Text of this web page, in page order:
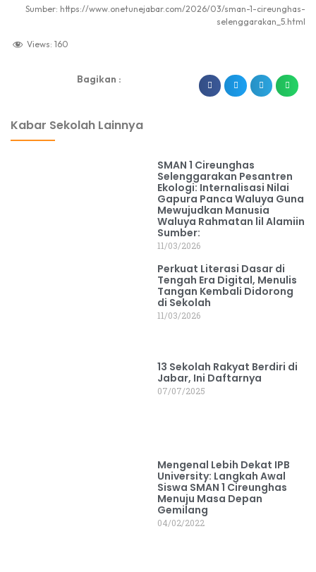
Sumber: https://www.onetunejabar.com/2026/03/sman-1-cireunghas-
selenggarakan_5.html
Views: 160
Bagikan :
Kabar Sekolah Lainnya
SMAN 1 Cireunghas
Selenggarakan Pesantren
Ekologi: Internalisasi Nilai
Gapura Panca Waluya Guna
Mewujudkan Manusia
Waluya Rahmatan lil Alamiin
Sumber:
11/03/2026
Perkuat Literasi Dasar di
Tengah Era Digital, Menulis
Tangan Kembali Didorong
di Sekolah
11/03/2026
13 Sekolah Rakyat Berdiri di
Jabar, Ini Daftarnya
07/07/2025
Mengenal Lebih Dekat IPB
University: Langkah Awal
Siswa SMAN 1 Cireunghas
Menuju Masa Depan
Gemilang
04/02/2022